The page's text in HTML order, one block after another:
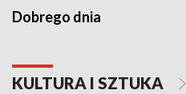
Dobrego dnia
KULTURA I SZTUKA